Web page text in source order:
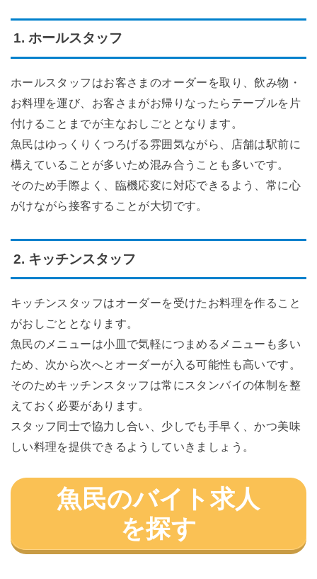
1. ホールスタッフ
ホールスタッフはお客さまのオーダーを取り、飲み物・
お料理を運び、お客さまがお帰りなったらテーブルを片
付けることまでが主なおしごととなります。
魚民はゆっくりくつろげる雰囲気ながら、店舗は駅前に
構えていることが多いため混み合うことも多いです。
そのため手際よく、臨機応変に対応できるよう、常に心
がけながら接客することが大切です。
2. キッチンスタッフ
キッチンスタッフはオーダーを受けたお料理を作ること
がおしごととなります。
魚民のメニューは小皿で気軽につまめるメニューも多い
ため、次から次へとオーダーが入る可能性も高いです。
そのためキッチンスタッフは常にスタンバイの体制を整
えておく必要があります。
スタッフ同士で協力し合い、少しでも手早く、かつ美味
しい料理を提供できるようしていきましょう。
魚民のバイト求人
を探す